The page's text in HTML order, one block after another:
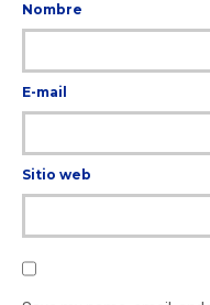
Nombre
E-mail
Sitio web